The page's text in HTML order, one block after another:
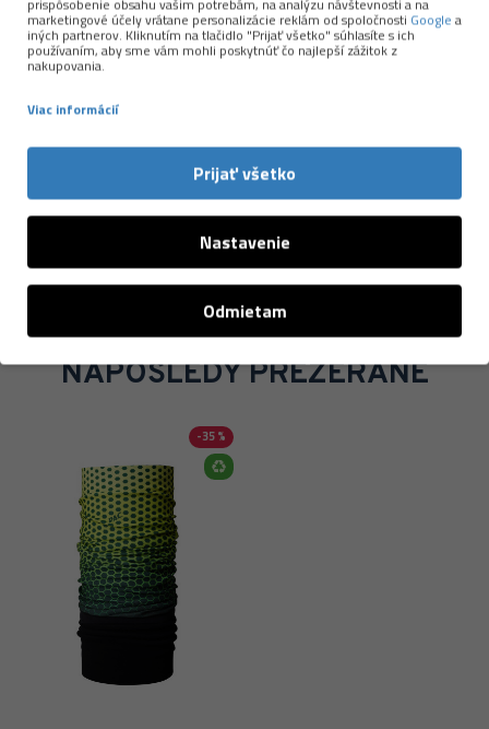
ekologickou stopou. Ich produkty sú ľahké, priedušné,
príjemné na pokožke a spoľahlivo fungujú pri behu,
NAPOSLEDY PREZERANÉ
-35 %
prispôsobenie obsahu vašim potrebám, na analýzu návštevnosti a na
marketingové účely vrátane personalizácie reklám od spoločnosti Google a
iných partnerov. Kliknutím na tlačidlo "Prijať všetko" súhlasíte s ich
používaním, aby sme vám mohli poskytnúť čo najlepší zážitok z
nakupovania.
Viac informácií
Prijať všetko
Nastavenie
Odmietam